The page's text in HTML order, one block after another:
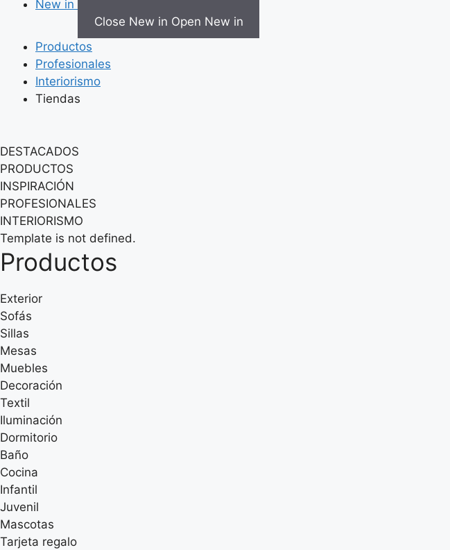
New in
Close New in Open New in
Productos
Profesionales
Interiorismo
Tiendas
DESTACADOS
PRODUCTOS
INSPIRACIÓN
PROFESIONALES
INTERIORISMO
Template is not defined.
Productos
Exterior
Sofás
Sillas
Mesas
Muebles
Decoración
Textil
Iluminación
Dormitorio
Baño
Cocina
Infantil
Juvenil
Mascotas
Tarjeta regalo